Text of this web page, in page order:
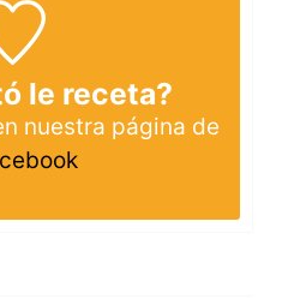
le receta?
nuestra página de